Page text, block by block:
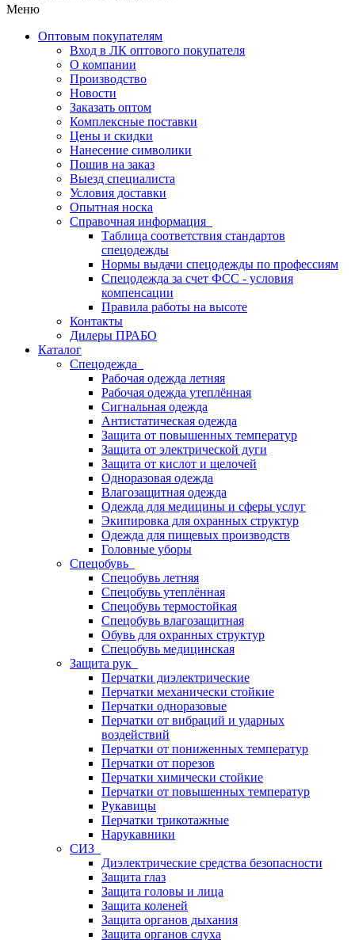
Меню
Оптовым покупателям
Вход в ЛК оптового покупателя
О компании
Производство
Новости
Заказать оптом
Комплексные поставки
Цены и скидки
Нанесение символики
Пошив на заказ
Выезд специалиста
Условия доставки
Опытная носка
Справочная информация
Таблица соответствия стандартов
спецодежды
Нормы выдачи спецодежды по профессиям
Спецодежда за счет ФСС - условия
компенсации
Правила работы на высоте
Контакты
Дилеры ПРАБО
Каталог
Спецодежда
Рабочая одежда летняя
Рабочая одежда утеплённая
Сигнальная одежда
Антистатическая одежда
Защита от повышенных температур
Защита от электрической дуги
Защита от кислот и щелочей
Одноразовая одежда
Влагозащитная одежда
Одежда для медицины и сферы услуг
Экипировка для охранных структур
Одежда для пищевых производств
Головные уборы
Спецобувь
Спецобувь летняя
Спецобувь утеплённая
Спецобувь термостойкая
Спецобувь влагозащитная
Обувь для охранных структур
Спецобувь медицинская
Защита рук
Перчатки диэлектрические
Перчатки механически стойкие
Перчатки одноразовые
Перчатки от вибраций и ударных
воздействий
Перчатки от пониженных температур
Перчатки от порезов
Перчатки химически стойкие
Перчатки от повышенных температур
Рукавицы
Перчатки трикотажные
Нарукавники
СИЗ
Диэлектрические средства безопасности
Защита глаз
Защита головы и лица
Защита коленей
Защита органов дыхания
Защита органов слуха